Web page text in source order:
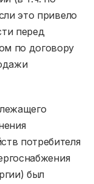
это привело
перед
по договору
потребителя
был